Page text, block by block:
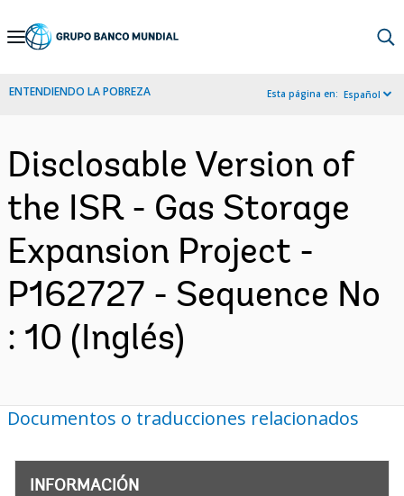
Skip
Navigation
ENTENDIENDO LA POBREZA Esta página en: Español
Disclosable Version of
the ISR - Gas Storage
Expansion Project -
P162727 - Sequence No
: 10 (Inglés)
Documentos o traducciones relacionados
INFORMACIÓN